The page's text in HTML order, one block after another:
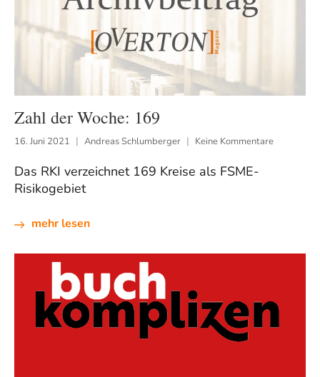
Zahl der Woche: 169
16. Juni 2021 Andreas Schlumberger Keine Kommentare
Das RKI verzeichnet 169 Kreise als FSME-
Risikogebiet
mehr lesen